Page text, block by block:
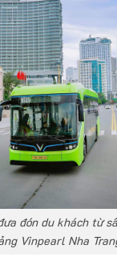
đón du khách từ
Vinpearl Nha